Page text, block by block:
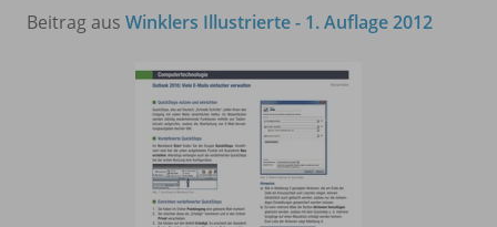
Beitrag aus Winklers Illustrierte - 1. Auflage 2012